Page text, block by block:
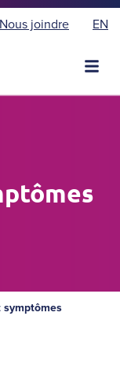
Nous joindre EN
i